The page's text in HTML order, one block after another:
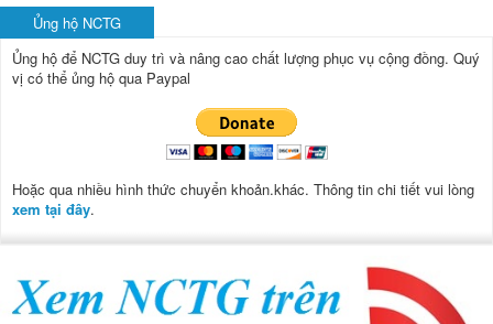
Ủng hộ NCTG
Ủng hộ để NCTG duy trì và nâng cao chất lượng phục vụ cộng đồng. Quý
vị có thể ủng hộ qua Paypal
Hoặc qua nhiều hình thức chuyển khoản.khác. Thông tin chi tiết vui lòng
xem tại đây.